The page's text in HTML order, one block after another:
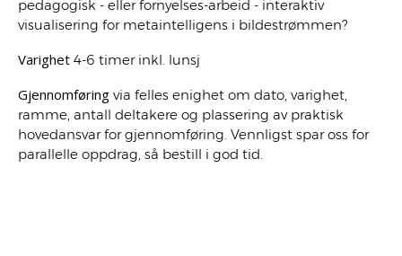
pedagogisk - eller fornyelses-arbeid - interaktiv
visualisering for metaintelligens i bildestrømmen?
Varighet 4-6 timer inkl. lunsj
Gjennomføring via felles enighet om dato, varighet,
ramme, antall deltakere og plassering av praktisk
hovedansvar for gjennomføring. Vennligst spar oss for
parallelle oppdrag, så bestill i god tid.